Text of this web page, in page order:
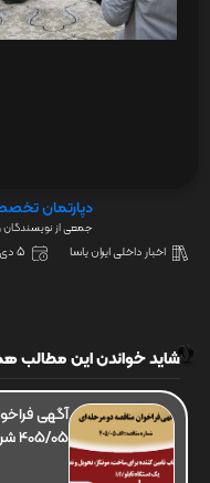
دپارتمان
جمعی از
اخبار داخلی ایران یاسا 5 دی 1401
شاید خواندن این مطالب
آگهی
405/05 شرکت ایران یاسا تایر و رابر